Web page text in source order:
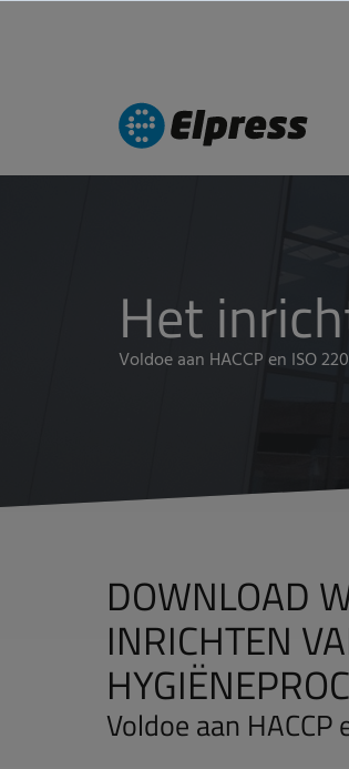
Het
Voldoe aan HACCP en ISO
DOWNLOAD
INRICHTEN
Voldoe aan